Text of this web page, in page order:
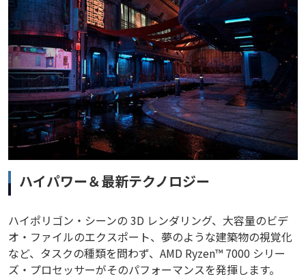
ハイパワー＆最新テクノロジー
ハイポリゴン・シーンの 3D レンダリング、大容量のビデ
オ・ファイルのエクスポート、夢のような建築物の視覚化
など、タスクの種類を問わず、AMD Ryzen™ 7000 シリー
ズ・プロセッサーがそのパフォーマンスを発揮します。